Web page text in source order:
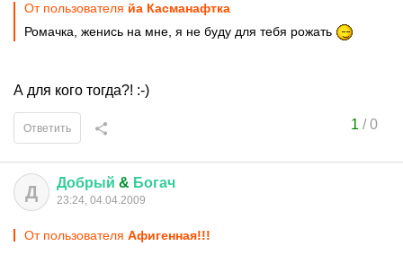
От пользователя йа Касманафтка
Ромачка, женись на мне, я не буду для тебя рожать
А для кого тогда?! :-)
1 /0
Ответить
Д Добрый & Богач
23:24, 04.04.2009
От пользователя Афигенная!!!